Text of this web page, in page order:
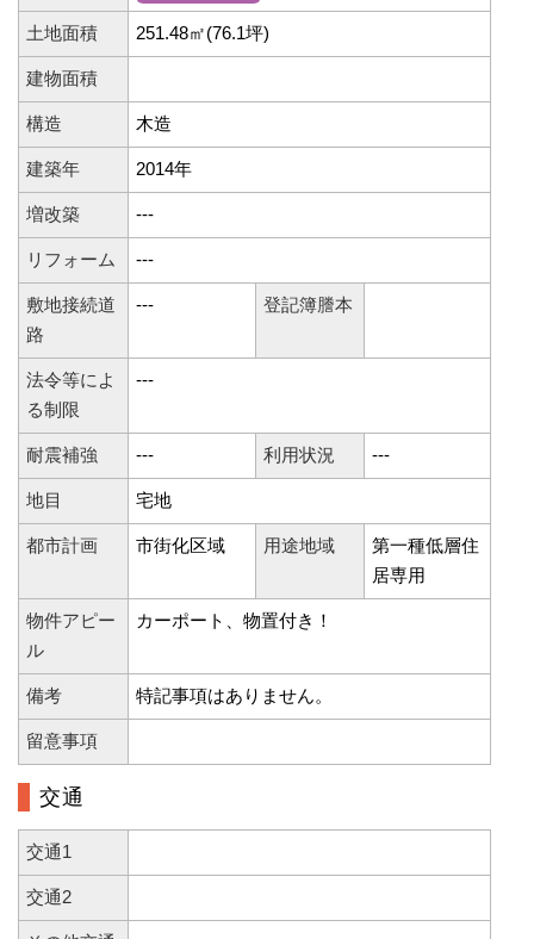
土地面積 251.48㎡(76.1坪)
建物面積
構造 木造
建築年 2014年
増改築 ---
リフォーム ---
敷地接続道
路
--- 登記簿謄本
法令等によ
る制限
---
耐震補強 --- 利用状況 ---
地目 宅地
都市計画 市街化区域 用途地域
第一種低層住
居専用
物件アピー
ル
カーポート、物置付き！
備考 特記事項はありません。
留意事項
交通
交通1
交通2